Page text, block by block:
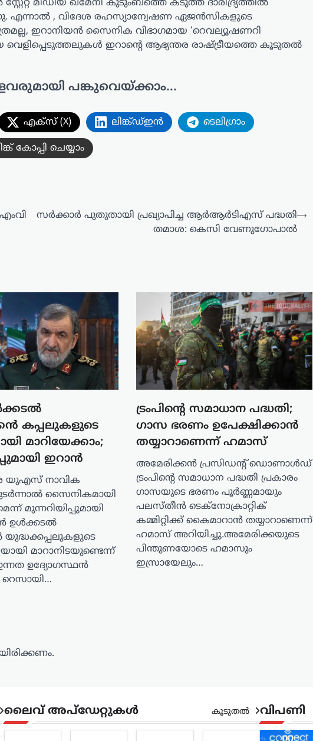
മീഡിയ ഖമേനി കുടുംബത്തെ കടുത്ത ദാരിദ്ര്യത്തിൽ
എന്നാൽ , വിദേശ രഹസ്യാന്വേഷണ ഏജൻസികളുടെ
ഇറാനിയൻ സൈനിക വിഭാഗമായ ‘റെവല്യൂഷണറി
ഇറാന്റെ ആഭ്യന്തര രാഷ്ട്രീയത്തെ കൂടുതൽ
പങ്കുവെയ്ക്കാം...
എക്സ് (X) ലിങ്ക്ഡ്ഇൻ ടെലിഗ്രാം
കോപ്പി ചെയ്യാം
സര്‍ക്കാര്‍ പുതുതായി പ്രഖ്യാപിച്ച ആര്‍ആര്‍ടിഎസ് പദ്ധതി
തമാശ: കെസി വേണുഗോപാല്‍
⟶
കപ്പലുകളുടെ
മാറിയേക്കാം;
ഇറാൻ
യുഎസ് നാവിക
സൈനികമായി
മുന്നറിയിപ്പുമായി
ഉൾക്കടൽ
യുദ്ധക്കപ്പലുകളുടെ
മാറാനിടയുണ്ടെന്ന്
ഉദ്യോഗസ്ഥൻ
ട്രംപിന്റെ സമാധാന പദ്ധതി;
ഗാസ ഭരണം ഉപേക്ഷിക്കാൻ
തയ്യാറാണെന്ന് ഹമാസ്
അമേരിക്കൻ പ്രസിഡന്റ് ഡൊണാൾഡ്
ട്രംപിന്റെ സമാധാന പദ്ധതി പ്രകാരം
ഗാസയുടെ ഭരണം പൂർണ്ണമായും
പലസ്തീൻ ടെക്‌നോക്രാറ്റിക്
കമ്മിറ്റിക്ക് കൈമാറാൻ തയ്യാറാണെന്ന്
ഹമാസ് അറിയിച്ചു.അമേരിക്കയുടെ
പിന്തുണയോടെ ഹമാസും
ഇസ്രായേലും…
ലൈവ് അപ്‌ഡേറ്റുകൾ കൂടുതൽ വിപണി